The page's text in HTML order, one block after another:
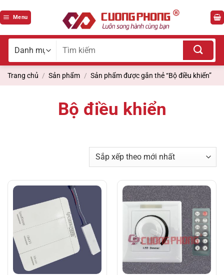
qua
Menu
Tìm
Trang chủ / Sản phẩm / Sản phẩm được gắn thẻ “Bộ điều khiển”
Bộ điều khiển